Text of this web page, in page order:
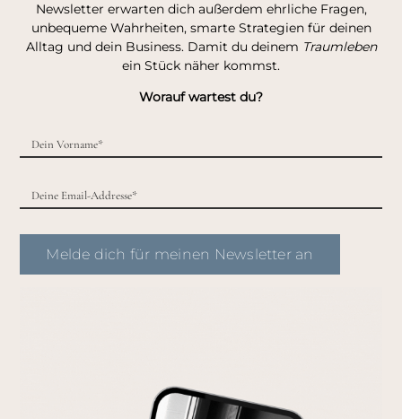
Newsletter erwarten dich außerdem ehrliche Fragen,
unbequeme Wahrheiten, smarte Strategien für deinen
Alltag und dein Business. Damit du deinem Traumleben
ein Stück näher kommst.
Worauf wartest du?
Melde dich für meinen Newsletter an